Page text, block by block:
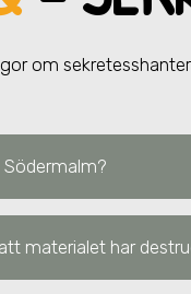
om
Södermalm?
materialet har